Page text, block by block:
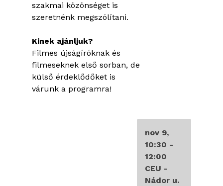
szakmai közönséget is
szeretnénk megszólítani.
Kinek ajánljuk?
Filmes újságíróknak és
filmeseknek első sorban, de
külső érdeklődőket is
várunk a programra!
nov 9,
10:30 -
12:00
CEU -
Nádor u.